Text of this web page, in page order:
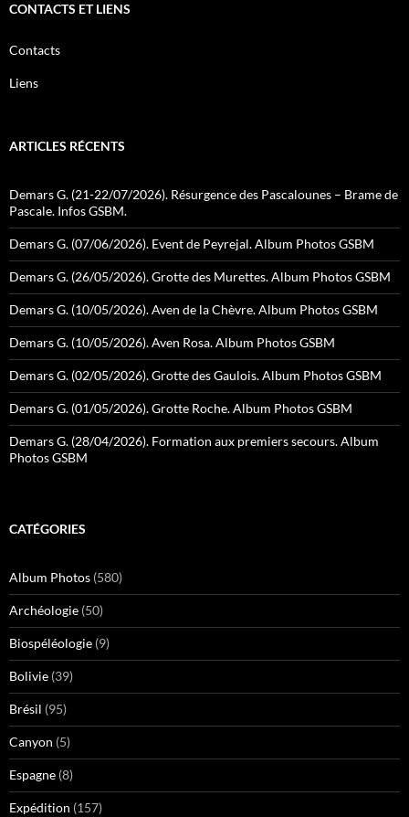
CONTACTS ET LIENS
Contacts
Liens
ARTICLES RÉCENTS
Demars G. (21-22/07/2026). Résurgence des Pascalounes – Brame de
Pascale. Infos GSBM.
Demars G. (07/06/2026). Event de Peyrejal. Album Photos GSBM
Demars G. (26/05/2026). Grotte des Murettes. Album Photos GSBM
Demars G. (10/05/2026). Aven de la Chèvre. Album Photos GSBM
Demars G. (10/05/2026). Aven Rosa. Album Photos GSBM
Demars G. (02/05/2026). Grotte des Gaulois. Album Photos GSBM
Demars G. (01/05/2026). Grotte Roche. Album Photos GSBM
Demars G. (28/04/2026). Formation aux premiers secours. Album
Photos GSBM
CATÉGORIES
Album Photos (580)
Archéologie (50)
Biospéléologie (9)
Bolivie (39)
Brésil (95)
Canyon (5)
Espagne (8)
Expédition (157)